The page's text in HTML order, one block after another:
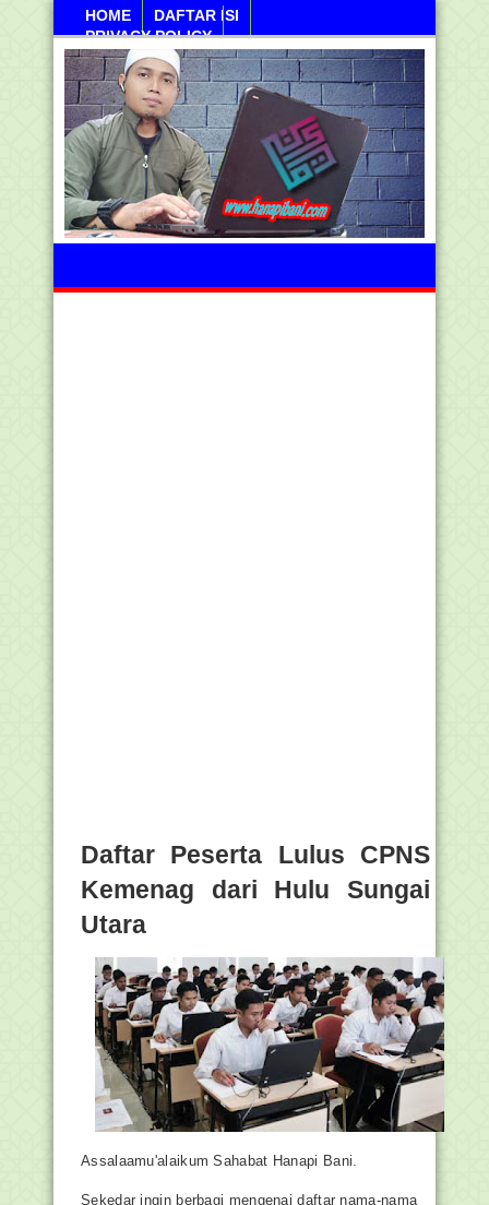
HOME
DAFTAR ISI
PRIVACY POLICY
Jumahat, 07 Agustus 2026
Daftar Peserta Lulus CPNS
Kemenag dari Hulu Sungai
Utara
Assalaamu'alaikum Sahabat Hanapi Bani.
Sekedar ingin berbagi mengenai daftar nama-nama